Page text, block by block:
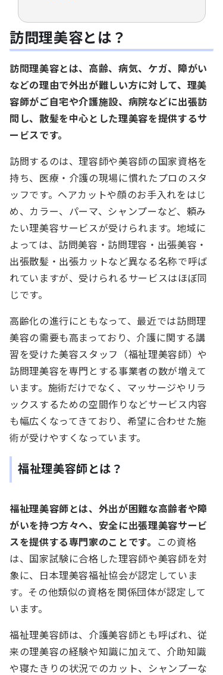
訪問理美容とは？
訪問理美容とは、高齢、病気、ケガ、障がい
などの理由で外出が難しい方に対して、理美
容師がご自宅や介護施設、病院などに出張訪
問し、散髪を中心とした理美容を提供するサ
ービスです。
訪問するのは、理容師や美容師の国家資格を
持ち、医療・介護の現場に慣れたプロのスタ
ッフです。ヘアカットや顔のお手入れをはじ
め、カラー、パーマ、シャンプーなど、頼み
たい理美容サービスが受けられます。地域に
よっては、訪問美容・訪問理容・出張美容・
出張散髪・出張カットなど異なる名称で呼ば
れていますが、受けられるサービスはほぼ同
じです。
高齢化の進行にともなって、最近では訪問理
美容の需要も高まっており、介護に関する講
習を受けた美容スタッフ（福祉理美容師）や
訪問理美容を専門とする事業者の数が増えて
います。施術だけでなく、マッサージやリラ
ックスするための空間作りなどサービス内容
も幅広くなってきており、希望に合わせた施
術が受けやすくなっています。
福祉理美容師とは？
福祉理美容師とは、外出が困難な高齢者や障
がいを持つ方々へ、安全に出張理美容サービ
スを提供する専門家のことです。
この資格
は、国家試験に合格した理容師や美容師を対
象に、日本理美容福祉協会が認定していま
す。その他類似の資格を関係団体が認定して
います。
福祉理美容師は、介護美容師とも呼ばれ、従
来の理美容の経験や知識に加えて、介助知識
や寝たきりの状況でのカット、シャンプーな